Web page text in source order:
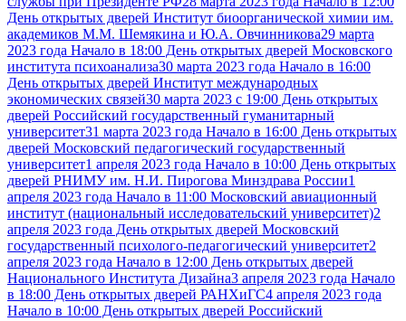
День открытых дверей Институт биоорганической химии им.
академиков М.М. Шемякина и Ю.А. Овчинникова29 марта
2023 года Начало в 18:00 День открытых дверей Московского
института психоанализа30 марта 2023 года Начало в 16:00
День открытых дверей Институт международных
экономических связей30 марта 2023 с 19:00 День открытых
дверей Российский государственный гуманитарный
университет31 марта 2023 года Начало в 16:00 День открытых
дверей Московский педагогический государственный
университет1 апреля 2023 года Начало в 10:00 День открытых
дверей РНИМУ им. Н.И. Пирогова Минздрава России1
апреля 2023 года Начало в 11:00 Московский авиационный
институт (национальный исследовательский университет)2
апреля 2023 года День открытых дверей Московский
государственный психолого-педагогический университет2
апреля 2023 года Начало в 12:00 День открытых дверей
Национального Института Дизайна3 апреля 2023 года Начало
в 18:00 День открытых дверей РАНХиГС4 апреля 2023 года
Начало в 10:00 День открытых дверей Российский